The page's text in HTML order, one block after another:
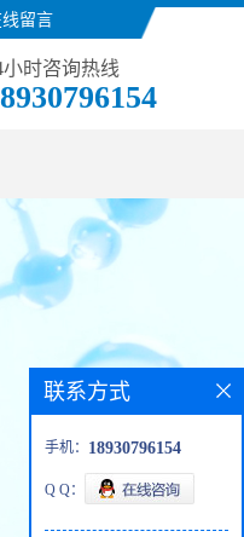
留言
小时咨询热线
联系方式
手机： 18930796154
Q Q：